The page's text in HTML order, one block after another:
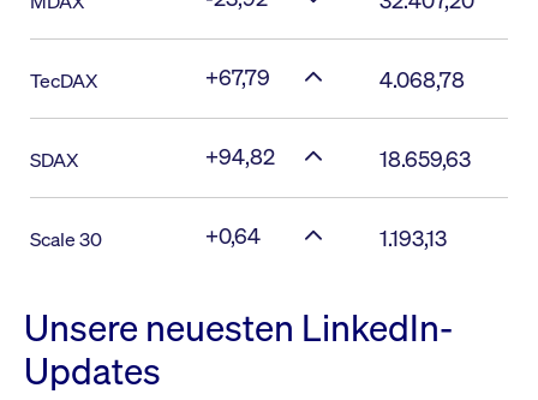
TecDAX +67,79 4.068,78
SDAX +94,82 18.659,63
Scale 30 +0,64 1.193,13
Unsere neuesten LinkedIn-
Updates